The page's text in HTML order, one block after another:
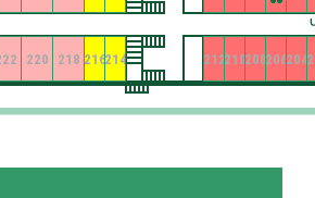
204
206
208
210
212
214
216
218
220